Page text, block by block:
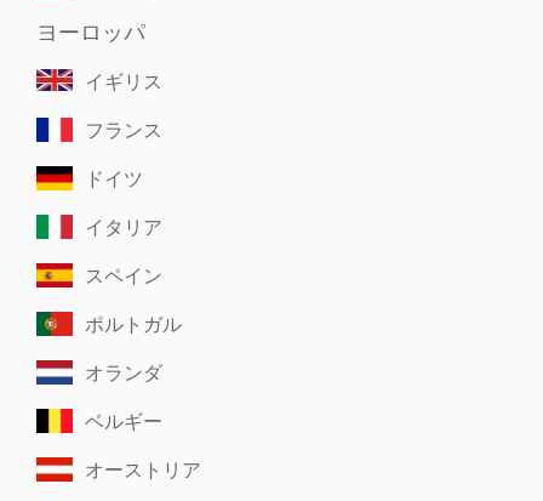
ヨーロッパ
イギリス
フランス
ドイツ
イタリア
スペイン
ポルトガル
オランダ
ベルギー
オーストリア